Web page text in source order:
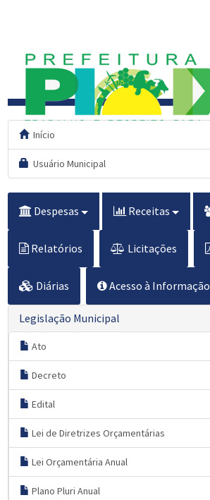
Início
Usuário Municipal
Despesas Receitas
Relatórios Licitações
Diárias Acesso à Informação
Legislação Municipal
Ato
Decreto
Edital
Lei de Diretrizes Orçamentárias
Lei Orçamentária Anual
Plano Pluri Anual